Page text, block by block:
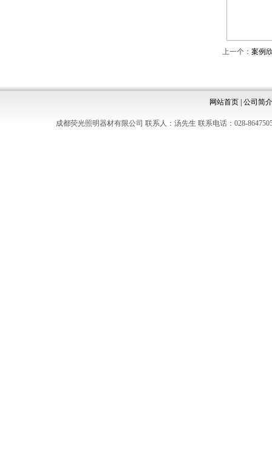
上一个： 案例
网站首页 公司简介
成都荧光照明器材有限公司 联系人：汤先生 联系电话：028-